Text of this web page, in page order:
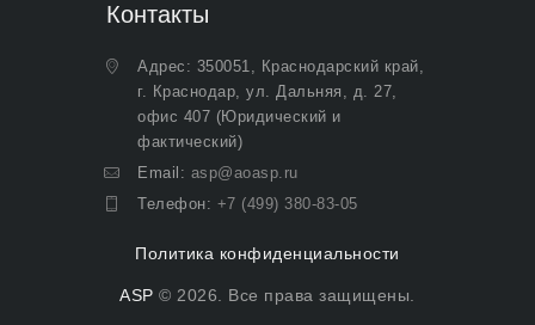
Контакты
Адрес: 350051, Краснодарский край,
г. Краснодар, ул. Дальняя, д. 27,
офис 407 (Юридический и
фактический)
Email: asp@aoasp.ru
Телефон: +7 (499) 380-83-05
Политика конфиденциальности
ASP © 2026. Все права защищены.